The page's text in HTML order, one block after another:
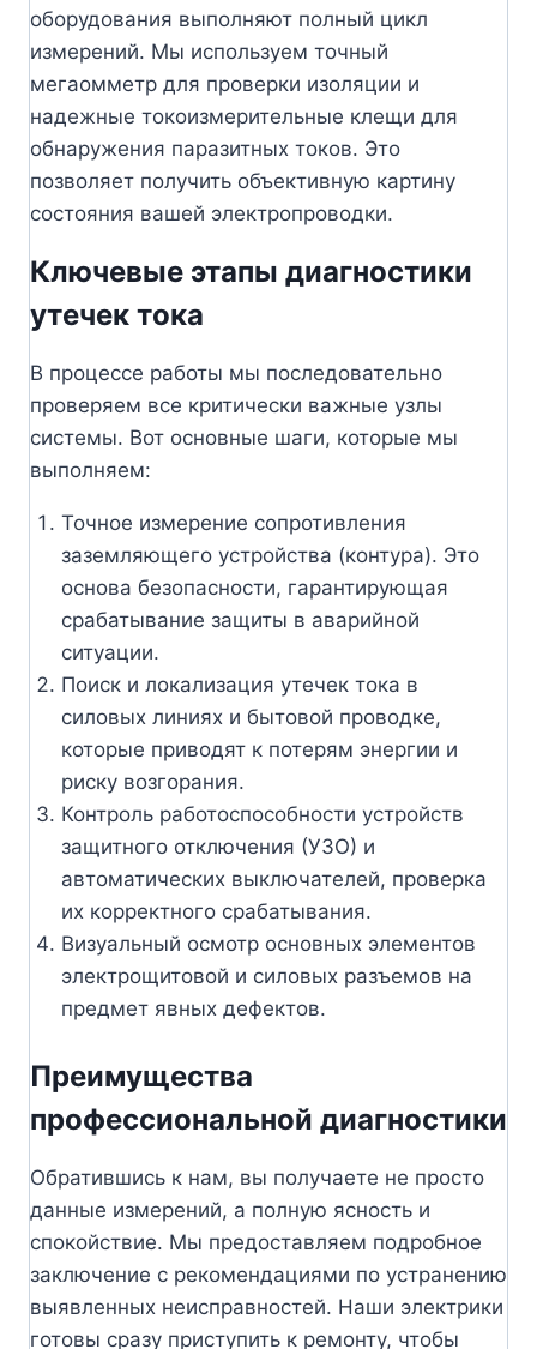
оборудования выполняют полный цикл
измерений. Мы используем точный
мегаомметр для проверки изоляции и
надежные токоизмерительные клещи для
обнаружения паразитных токов. Это
позволяет получить объективную картину
состояния вашей электропроводки.
Ключевые этапы диагностики
утечек тока
В процессе работы мы последовательно
проверяем все критически важные узлы
системы. Вот основные шаги, которые мы
выполняем:
Точное измерение сопротивления
заземляющего устройства (контура). Это
основа безопасности, гарантирующая
срабатывание защиты в аварийной
ситуации.
Поиск и локализация утечек тока в
силовых линиях и бытовой проводке,
которые приводят к потерям энергии и
риску возгорания.
Контроль работоспособности устройств
защитного отключения (УЗО) и
автоматических выключателей, проверка
их корректного срабатывания.
Визуальный осмотр основных элементов
электрощитовой и силовых разъемов на
предмет явных дефектов.
Преимущества
профессиональной диагностики
Обратившись к нам, вы получаете не просто
данные измерений, а полную ясность и
спокойствие. Мы предоставляем подробное
заключение с рекомендациями по устранению
выявленных неисправностей. Наши электрики
готовы сразу приступить к ремонту, чтобы